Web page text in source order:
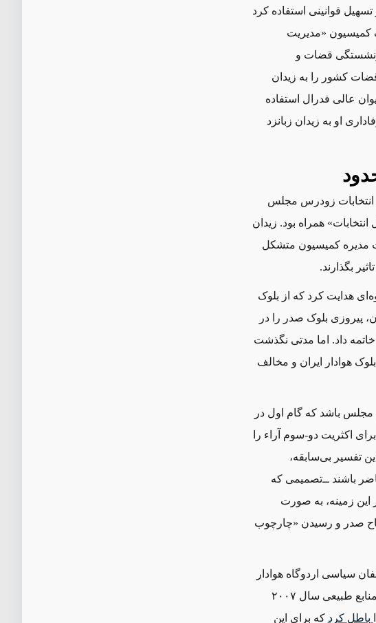
تسهیل قوانینی استفاده کرد
کمیسیون «مدیریت
قضات و
کشور را به زیدان
عالی فدرال استفاده
او به زیدان زبانزد
انتخابات زودرس مجلس
همراه بود. زیدان
مدیره کمیسیون متشکل
بگذارند.
هدایت کرد که از بلوک
پیروزی بلوک صدر را در
داد. اما مدتی نگذشت
هوادار ایران و مخالف
باشد که گام اول در
اکثریت دو-سوم آراء را
تفسیر بی‌سابقه،
باشند ‌ــ‌تصمیمی که
این زمینه، به صورت
جناح صدر و رسیدن «چارچوب
سیاسی اردوگاه هوادار
ایران داشته است. در فوریه ۲۰۲۲، دیوان عالی اعلام کرد که قانون منابع طبیعی سال ۲۰۰۷
باطل کرد که برای این